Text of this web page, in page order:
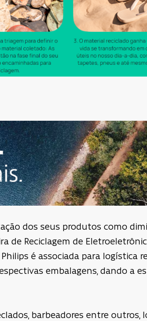
dos seus produtos como
de Reciclagem de
é associada para logística
embalagens, dando a
barbeadores entre outros,